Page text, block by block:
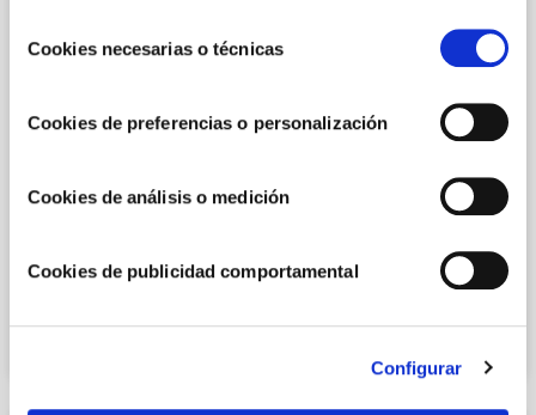
COOKIES.
deCookies necesarias o técnicas
Cookies de preferencias o personalización
Cookies de análisis o medición
Cookies de publicidad comportamental
Configurar
Zanahorias al horno con guacamole
cocinadas como un chef gourmet